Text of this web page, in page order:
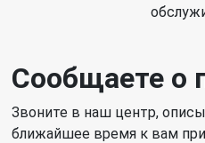
Сообщаете о
Звоните в наш центр,
ближайшее время к вам